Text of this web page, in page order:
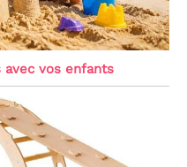
avec vos enfants